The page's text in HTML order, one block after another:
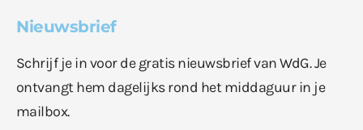
Nieuwsbrief
Schrijf je in voor de gratis nieuwsbrief van WdG. Je
ontvangt hem dagelijks rond het middaguur in je
mailbox.